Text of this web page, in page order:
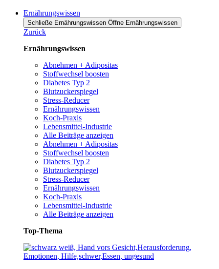
Ernährungswissen
Schließe Ernährungswissen Öffne Ernährungswissen
Zurück
Ernährungswissen
Abnehmen + Adipositas
Stoffwechsel boosten
Diabetes Typ 2
Blutzuckerspiegel
Stress-Reducer
Ernährungswissen
Koch-Praxis
Lebensmittel-Industrie
Alle Beiträge anzeigen
Abnehmen + Adipositas
Stoffwechsel boosten
Diabetes Typ 2
Blutzuckerspiegel
Stress-Reducer
Ernährungswissen
Koch-Praxis
Lebensmittel-Industrie
Alle Beiträge anzeigen
Top-Thema